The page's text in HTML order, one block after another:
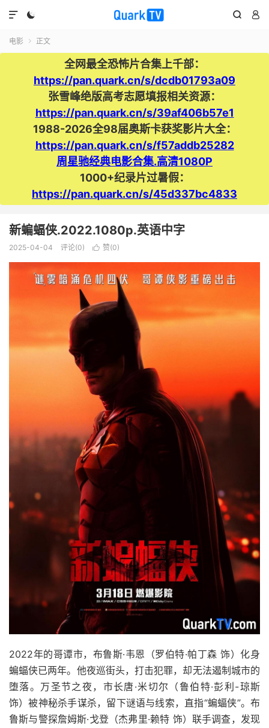
  

电影  正文
全网最全恐怖片合集上千部：
https://pan.quark.cn/s/dcdb01793a09
张雪峰绝版高考志愿填报相关资源：
https://pan.quark.cn/s/39af406b57e1
1988-2026全98届奥斯卡获奖影片大全：
https://pan.quark.cn/s/f57addb25282
周星驰经典电影合集.高清1080P
1000+纪录片过暑假：
https://pan.quark.cn/s/45d337bc4833
新蝙蝠侠.2022.1080p.英语中字
2025-04-04 评论(0)  赞(0)
2022年的哥谭市，布鲁斯·韦恩（罗伯特·帕丁森 饰）化身
蝙蝠侠已两年。他夜巡街头，打击犯罪，却无法遏制城市的
堕落。万圣节之夜，市长唐·米切尔（鲁伯特·彭利-琼斯
饰）被神秘杀手谋杀，留下谜语与线索，直指“蝙蝠侠”。布
鲁斯与警探詹姆斯·戈登（杰弗里·赖特 饰）联手调查，发现